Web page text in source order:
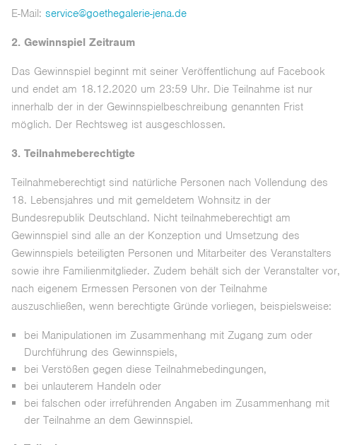
E-Mail:service@goethegalerie-jena.de
2. Gewinnspiel Zeitraum
Das Gewinnspiel beginnt mit seiner Veröffentlichung auf Facebook
und endet am 18.12.2020 um 23:59 Uhr. Die Teilnahme ist nur
innerhalb der in der Gewinnspielbeschreibung genannten Frist
möglich. Der Rechtsweg ist ausgeschlossen.
3. Teilnahmeberechtigte
Teilnahmeberechtigt sind natürliche Personen nach Vollendung des
18. Lebensjahres und mit gemeldetem Wohnsitz in der
Bundesrepublik Deutschland. Nicht teilnahmeberechtigt am
Gewinnspiel sind alle an der Konzeption und Umsetzung des
Gewinnspiels beteiligten Personen und Mitarbeiter des Veranstalters
sowie ihre Familienmitglieder. Zudem behält sich der Veranstalter vor,
nach eigenem Ermessen Personen von der Teilnahme
auszuschließen, wenn berechtigte Gründe vorliegen, beispielsweise:
bei Manipulationen im Zusammenhang mit Zugang zum oder
Durchführung des Gewinnspiels,
bei Verstößen gegen diese Teilnahmebedingungen,
bei unlauterem Handeln oder
bei falschen oder irreführenden Angaben im Zusammenhang mit
der Teilnahme an dem Gewinnspiel.